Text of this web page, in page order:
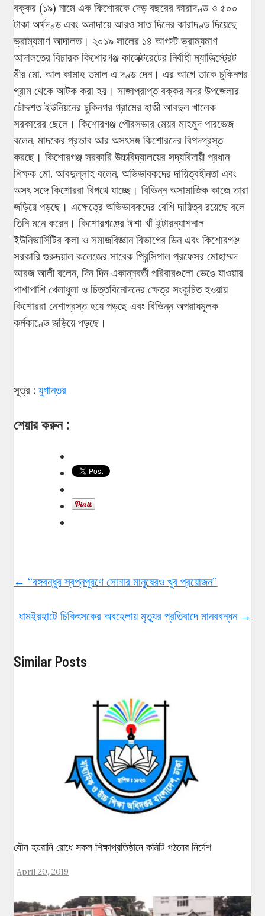
বক্কর (১৯) নামে এক কিশোরকে দেড় বছরের কারাদণ্ড ও ৫০০
টাকা অর্থদণ্ড এবং অনাদায়ে আরও সাত দিনের কারাদণ্ড দিয়েছে
ভ্রাম্যমাণ আদালত। ২০১৯ সালের ১৪ আগস্ট ভ্রাম্যমাণ
আদালতের বিচারক কিশোরগঞ্জ কালেক্টরেটের নির্বাহী ম্যাজিস্ট্রেট
মীর মো. আল কামাহ তমাল এ দণ্ড দেন। এর আগে তাকে চুকিনগর
গ্রাম থেকে আটক করা হয়। সাজাপ্রাপ্ত বক্কর সদর উপজেলার
চৌদ্দশত ইউনিয়নের চুকিনগর গ্রামের হাজী আবদুল খালেক
সরকারের ছেলে। কিশোরগঞ্জ পৌরসভার মেয়র মাহমুদ পারভেজ
বলেন, মাদকের প্রভাব আর অসৎসঙ্গ কিশোরদের বিপদগ্রস্ত
করছে। কিশোরগঞ্জ সরকারি উচ্চবিদ্যালয়ের সদ্যবিদায়ী প্রধান
শিক্ষক মো. আবদুল্লাহ বলেন, অভিভাবকদের দায়িত্বহীনতা এবং
অসৎ সঙ্গে কিশোররা বিপথে যাচ্ছে। বিভিন্ন অসামাজিক কাজে তারা
জড়িয়ে পড়ছে। এক্ষেত্রে অভিভাবকদের বেশি দায়িত্ব রয়েছে বলে
তিনি মনে করেন। কিশোরগঞ্জের ঈশা খাঁ ইন্টারন্যাশনাল
ইউনিভার্সিটির কলা ও সমাজবিজ্ঞান বিভাগের ডিন এবং কিশোরগঞ্জ
সরকারি গুরুদয়াল কলেজের সাবেক প্রিন্সিপাল প্রফেসর মোহাম্মদ
আরজ আলী বলেন, দিন দিন একান্নবর্তী পরিবারগুলো ভেঙে যাওয়ার
পাশাপাশি খেলাধুলা ও চিত্তবিনোদনের ক্ষেত্র সংকুচিত হওয়ায়
কিশোররা নেশাগ্রস্ত হয়ে পড়ছে এবং বিভিন্ন অপরাধমূলক
কর্মকাণ্ডে জড়িয়ে পড়ছে।
সূত্র :যুগান্তর
শেয়ার করুন :
← “বঙ্গবন্ধুর স্বপ্নপূরণে সোনার মানুষেরও খুব প্রয়োজন”
ধামইরহাটে চিকিৎসকের অবহেলায় মৃত্যুর প্রতিবাদে মানববন্ধন →
Similar Posts
যৌন হয়রানি রোধে সকল শিক্ষাপ্রতিষ্ঠানে কমিটি গঠনের নির্দেশ
April 20, 2019